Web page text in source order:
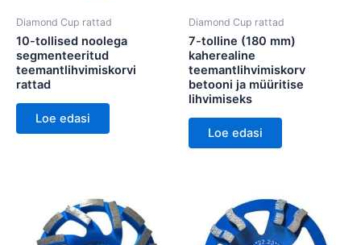
Diamond Cup rattad
10-tollised noolega
segmenteeritud
teemantlihvimiskorvi
rattad
Loe edasi
Diamond Cup rattad
7-tolline (180 mm)
kaherealine
teemantlihvimiskorv
betooni ja müüritise
lihvimiseks
Loe edasi